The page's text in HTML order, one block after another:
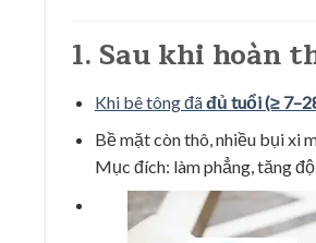
1. Sau khi hoàn
Khi bê tông đãđủ tuổi (≥
Bề mặt còn thô, nhiều bụi xi
Mục đích: làm phẳng, tăng